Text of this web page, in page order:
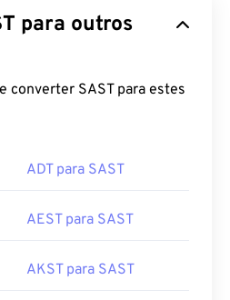
para outros
converter SAST para estes
ADT para SAST
AEST para SAST
AKST para SAST